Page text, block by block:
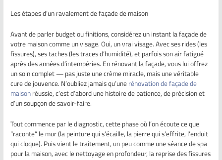
Les étapes d’un ravalement de façade de maison
Avant de parler budget ou finitions, considérez un instant la façade de
votre maison comme un visage. Oui, un vrai visage. Avec ses rides (les
fissures), ses taches (les traces d’humidité), et parfois son air fatigué
après des années d’intempéries. En rénovant la façade, vous lui offrez
un soin complet — pas juste une crème miracle, mais une véritable
cure de jouvence. N’oubliez jamais qu’unerénovation de façade de
maisonréussie, c’est d’abord une histoire de patience, de précision et
d’un soupçon de savoir-faire.
Tout commence par le diagnostic, cette phase où l’on écoute ce que
“raconte” le mur (la peinture qui s’écaille, la pierre qui s’effrite, l’enduit
qui cloque). Puis vient le traitement, un peu comme une séance de spa
pour la maison, avec le nettoyage en profondeur, la reprise des fissures